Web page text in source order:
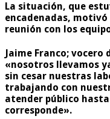
La situación, que
encadenadas,
reunión con los
Jaime Franco;
«nosotros llevamos
sin cesar nuestras
trabajando con
atender público
corresponde».